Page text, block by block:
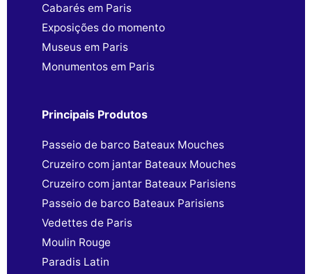
Cabarés em Paris
Exposições do momento
Museus em Paris
Monumentos em Paris
Principais Produtos
Passeio de barco Bateaux Mouches
Cruzeiro com jantar Bateaux Mouches
Cruzeiro com jantar Bateaux Parisiens
Passeio de barco Bateaux Parisiens
Vedettes de Paris
Moulin Rouge
Paradis Latin